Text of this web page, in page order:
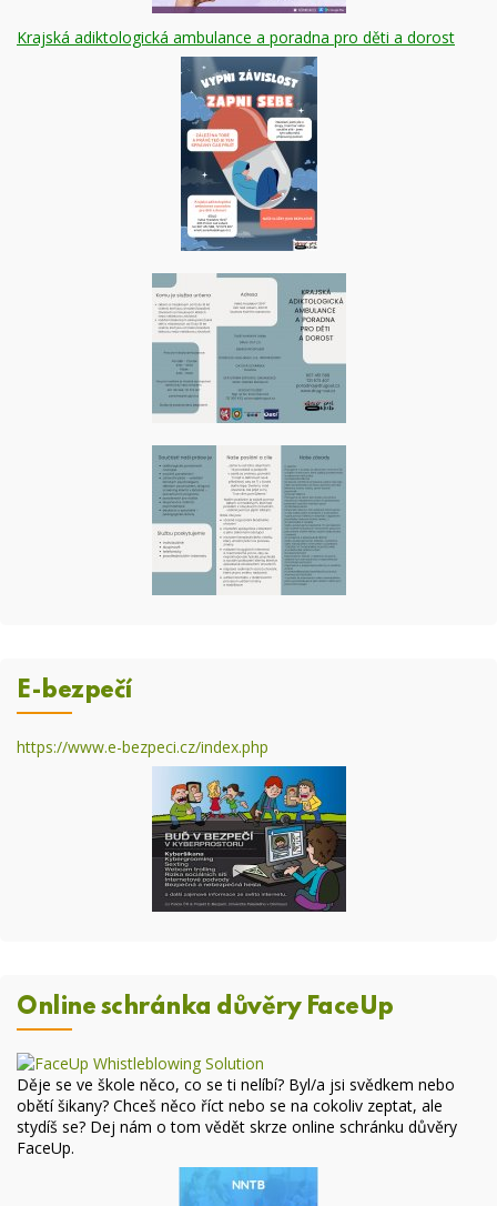
Krajská adiktologická ambulance a poradna pro děti a dorost
E-bezpečí
https://www.e-bezpeci.cz/index.php
Online schránka důvěry FaceUp
Děje se ve škole něco, co se ti nelíbí? Byl/a jsi svědkem nebo
obětí šikany? Chceš něco říct nebo se na cokoliv zeptat, ale
stydíš se? Dej nám o tom vědět skrze online schránku důvěry
FaceUp.